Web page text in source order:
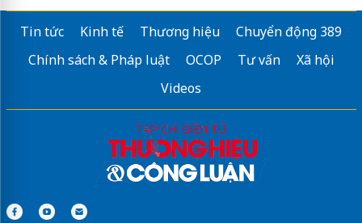
Tin tức Kinh tế Thương hiệu
Chuyển động 389
Chính sách & Pháp luật
OCOP Tư vấn
Xã hội
Videos